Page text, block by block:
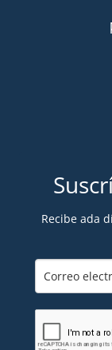
Recibe ada